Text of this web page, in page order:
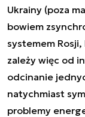
Ukrainy (poza
bowiem
systemem
zależy więc od
odcinanie
natychmiast
problemy